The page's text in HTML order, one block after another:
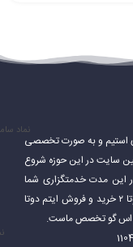
در حوزه بازی های استیم و به صورت تخصصی
به عنوان اولین سایت در این حوزه شروع
این مدت خدمتگزاری شما
گیمر های عزیز را انجام بدهیم.خرید و فروش اکانت دوتا ۲ خرید و فروش ایتم دوتا
نماد